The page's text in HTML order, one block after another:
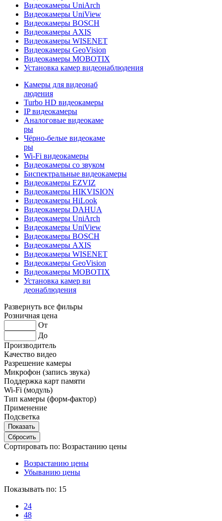
Видеокамеры UniArch
Видеокамеры UniView
Видеокамеры BOSCH
Видеокамеры AXIS
Видеокамеры WISENET
Видеокамеры GeoVision
Видеокамеры MOBOTIX
Установка камер видеонаблюдения
Камеры для видеонаб
людения
Turbo HD видеокамеры
IP видеокамеры
Аналоговые видеокаме
ры
Чёрно-белые видеокаме
ры
Wi-Fi видеокамеры
Видеокамеры со звуком
Биспектральные видеокамеры
Видеокамеры EZVIZ
Видеокамеры HIKVISION
Видеокамеры HiLook
Видеокамеры DAHUA
Видеокамеры UniArch
Видеокамеры UniView
Видеокамеры BOSCH
Видеокамеры AXIS
Видеокамеры WISENET
Видеокамеры GeoVision
Видеокамеры MOBOTIX
Установка камер ви
деонаблюдения
Развернуть все фильры
Розничная цена
От
До
Производитель
Качество видео
Разрешение камеры
Микрофон (запись звука)
Поддержка карт памяти
Wi-Fi (модуль)
Тип камеры (форм-фактор)
Применение
Подсветка
Сортировать по: Возрастанию цены
Возрастанию цены
Убыванию цены
Показывать по: 15
24
48